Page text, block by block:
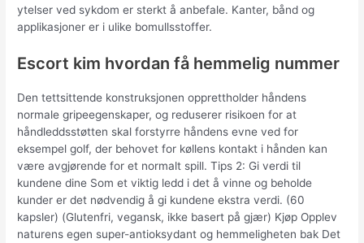
ytelser ved sykdom er sterkt å anbefale. Kanter, bånd og
applikasjoner er i ulike bomullsstoffer.
Escort kim hvordan få hemmelig nummer
Den tettsittende konstruksjonen opprettholder håndens
normale gripeegenskaper, og reduserer risikoen for at
håndleddsstøtten skal forstyrre håndens evne ved for
eksempel golf, der behovet for køllens kontakt i hånden kan
være avgjørende for et normalt spill. Tips 2: Gi verdi til
kundene dine Som et viktig ledd i det å vinne og beholde
kunder er det nødvendig å gi kundene ekstra verdi. (60
kapsler) (Glutenfri, vegansk, ikke basert på gjær) Kjøp Opplev
naturens egen super-antioksydant og hemmeligheten bak Det